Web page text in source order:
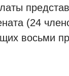
(24
восьми